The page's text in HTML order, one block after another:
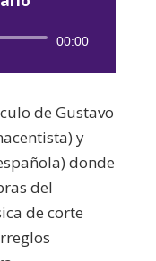
00:00
de Gustavo
y
donde
del
de corte